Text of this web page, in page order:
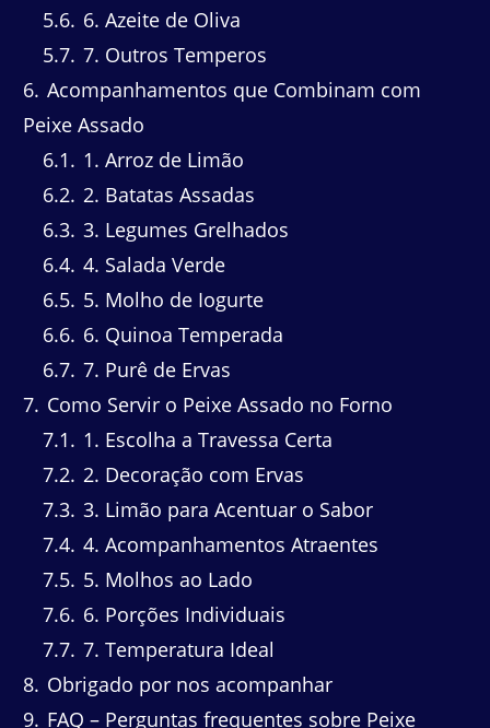
5.6 6. Azeite de Oliva
5.7 7. Outros Temperos
6 Acompanhamentos que Combinam com
Peixe Assado
6.1
1. Arroz de Limão
6.2 2. Batatas Assadas
6.3 3. Legumes Grelhados
6.4 4. Salada Verde
6.5 5. Molho de Iogurte
6.6 6. Quinoa Temperada
6.7 7. Purê de Ervas
7 Como Servir o Peixe Assado no Forno
7.1
1. Escolha a Travessa Certa
7.2 2. Decoração com Ervas
7.3 3. Limão para Acentuar o Sabor
7.4 4. Acompanhamentos Atraentes
7.5 5. Molhos ao Lado
7.6 6. Porções Individuais
7.7 7. Temperatura Ideal
8 Obrigado por nos acompanhar
9 FAQ – Perguntas frequentes sobre Peixe